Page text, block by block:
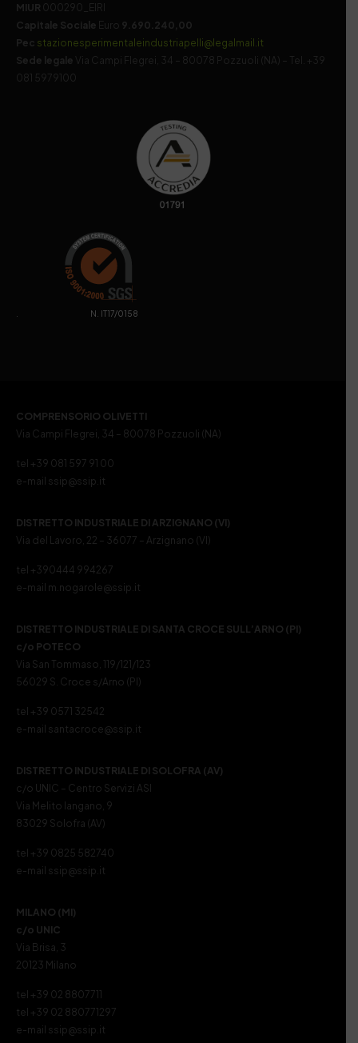
MIUR 000290_EIRI
Capitale Sociale Euro 9.690.240,00
Pec stazionesperimentaleindustriapelli@legalmail.it
Sede legale
Via Campi Flegrei, 34 – 80078 Pozzuoli (NA) – Tel. +39
081 5979100
. N. IT17/0158
COMPRENSORIO OLIVETTI
Via Campi Flegrei, 34 – 80078 Pozzuoli (NA)
tel +39 081 597 91 00
e-mail ssip@ssip.it
DISTRETTO INDUSTRIALE DI ARZIGNANO (VI)
Via del Lavoro, 22 – 36077 – Arzignano (VI)
tel +390444 994267
e-mail m.nogarole@ssip.it
DISTRETTO INDUSTRIALE DI SANTA CROCE SULL’ARNO (PI)
c/o POTECO
Via San Tommaso, 119/121/123
56029 S. Croce s/Arno (PI)
tel +39 0571 32542
e-mail santacroce@ssip.it
DISTRETTO INDUSTRIALE DI SOLOFRA (AV)
c/o UNIC – Centro Servizi ASI
Via Melito Iangano, 9
83029 Solofra (AV)
tel +39 0825 582740
e-mail ssip@ssip.it
MILANO (MI)
c/o UNIC
Via Brisa, 3
20123 Milano
tel +39 02 8807711
tel +39 02 880771297
e-mail ssip@ssip.it